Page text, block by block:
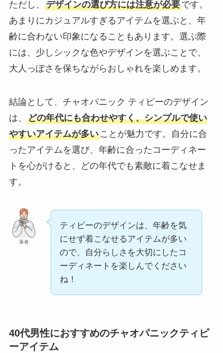
ただし、 デザインの選び方には注意が必要です。
あまりにカジュアルすぎるアイテムを選ぶと、年
齢に合わない印象になることもあります。選ぶ際
には、少しシックな色やデザインを選ぶことで、
大人っぽさを保ちながらおしゃれを楽しめます。
結論として、チャオパニック ティピーのデザイン
は、 どの年代にも合わせやすく、シンプルで使い
やすいアイテムが多いことが魅力です。自分に合
ったアイテムを選び、年齢に合ったコーディネー
トを心がけると、どの年代でも素敵に着こなせま
す。
筆者
ティピーのデザインは、年齢を気
にせず着こなせるアイテムが多い
ので、自分らしさを大切にしたコ
ーディネートを楽しんでください
ね！
40代男性におすすめのチャオパニックティピ
ーアイテム